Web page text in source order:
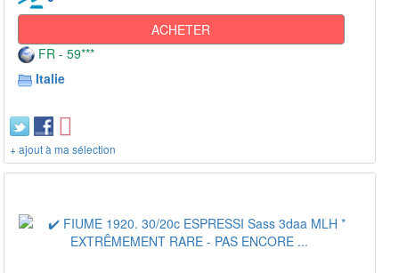
ACHETER
FR - 59***
Italie
+ ajout à ma sélection